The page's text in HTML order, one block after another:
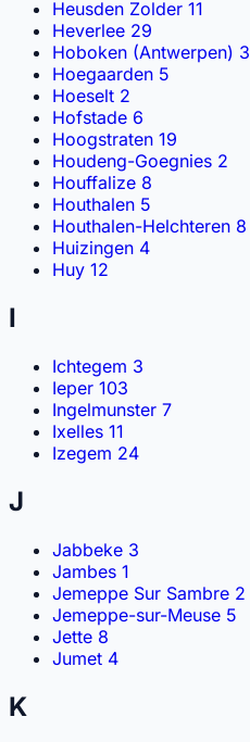
Heusden Zolder 11
Heverlee 29
Hoboken (Antwerpen) 3
Hoegaarden 5
Hoeselt 2
Hofstade 6
Hoogstraten 19
Houdeng-Goegnies 2
Houffalize 8
Houthalen 5
Houthalen-Helchteren 8
Huizingen 4
Huy 12
I
Ichtegem 3
Ieper 103
Ingelmunster 7
Ixelles 11
Izegem 24
J
Jabbeke 3
Jambes 1
Jemeppe Sur Sambre 2
Jemeppe-sur-Meuse 5
Jette 8
Jumet 4
K